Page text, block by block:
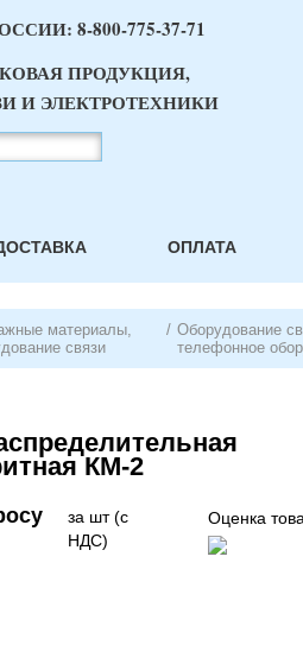
8-800-775-37-71
ПРОДУКЦИЯ,
И ЭЛЕКТРОТЕХНИКИ
ОПЛАТА
материалы,
связи
/ Оборудование
телефонное
КМ-2
за шт (с
НДС)
Оценка